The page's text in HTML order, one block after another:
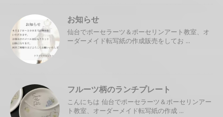
お知らせ
仙台でポーセラーツ＆ポーセリンアート教室、オ
ーダーメイド転写紙の作成販売をしてお ...
フルーツ柄のランチプレート
こんにちは 仙台でポーセラーツ＆ポーセリンアー
ト教室、オーダーメイド転写紙の作成 ...